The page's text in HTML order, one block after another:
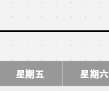
星期五 星期六